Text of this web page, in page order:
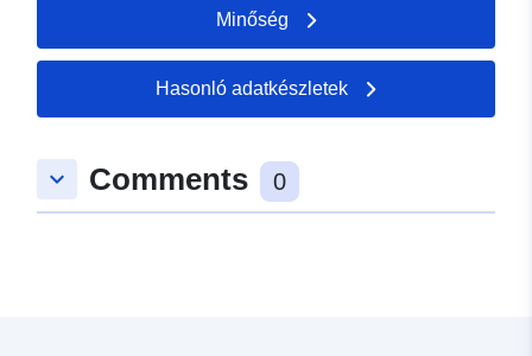
Koordináták:
50.5378 ], [ 7.09296,
50.5378 ], [ 7.09296,
Típus: Polygon
Minőség
Hasonló adatkészletek
keyboard_arrow_down Comments 0